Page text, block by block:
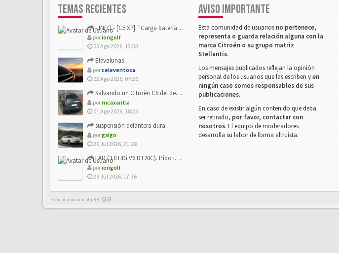
TEMAS RECIENTES
- INFO - [C5 X7]: "Carga batería o alimentación eléctri...
poriongolf
03 Ago 2026, 12:33
Elevalunas
porceleventosa
02 Ago 2026, 07:26
Salvando un Citroën C5 del desguace: Presentación y seguimiento
pormcaxantia
01 Ago 2026, 18:23
suspensión delantera dura
porgalgo
29 Jul 2026, 21:28
FAP (3.0 HDi V6 DT20C). Pido info sobre su sustitución
poriongolf
29 Jul 2026, 17:36
AVISO IMPORTANTE
Esta comunidad de usuarios no pertenece,
representa o guarda relación alguna con la
marca Citroën o su grupo matriz
Stellantis.
Los mensajes publicados reflejan la opinión
personal de los usuarios que las escriben yen
ningún caso somos responsables de sus
publicaciones.
En caso de existir algún contenido que deba
ser retirado, por favor, contactar con
nosotros. El equipo de moderadores
desarrolla su labor de forma altruista.
Funcionando con phpBB -